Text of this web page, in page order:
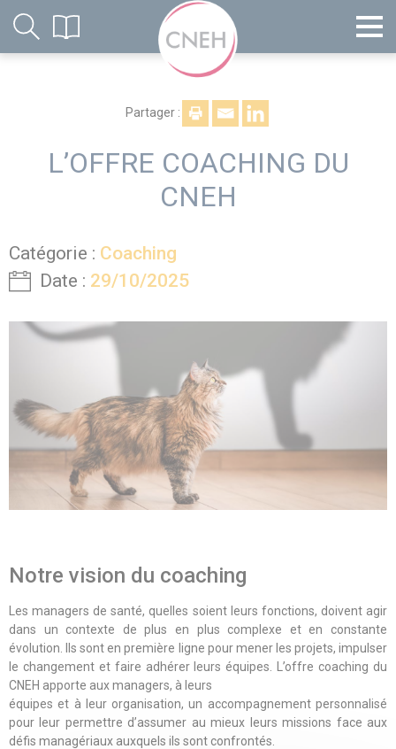
Partager :
L’OFFRE COACHING DU
CNEH
Catégorie : Coaching
Date : 29/10/2025
Notre vision du coaching
Les managers de santé, quelles soient leurs fonctions, doivent agir
dans un contexte de plus en plus complexe et en constante
évolution. Ils sont en première ligne pour mener les projets, impulser
le changement et faire adhérer leurs équipes. L’offre coaching du
CNEH apporte aux managers, à leurs
équipes et à leur organisation, un accompagnement personnalisé
pour leur permettre d’assumer au mieux leurs missions face aux
défis managériaux auxquels ils sont confrontés.